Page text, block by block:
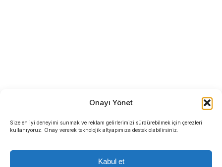
Onayı Yönet
Size en iyi deneyimi sunmak ve reklam gelirlerimizi sürdürebilmek için çerezleri
kullanıyoruz. Onay vererek teknolojik altyapımıza destek olabilirsiniz.
Kabul et